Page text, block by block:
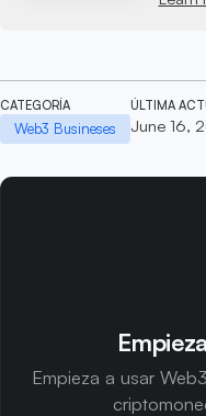
CATEGORÍA
Web3 Busineses
ÚLTIMA
June 16,
Empieza a usar